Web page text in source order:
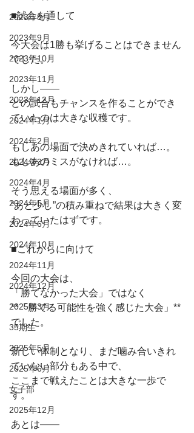
2023年8月
2023年9月
2023年10月
2023年11月
2023年12月
2024年1月
2024年2月
2024年3月
2024年4月
2024年5月
2024年6月
2024年10月
2024年11月
2024年12月
2025年3月
35期生
2025年5月
2025年6月
女子部
2025年12月
■試合を通して
今大会は1勝も挙げることはできません
でした。
しかし――
どの試合もチャンスを作ることができ
ていたのは大きな収穫です。
もしあの場面で決めきれていれば…。
もしあのミスがなければ…。
そう思える場面が多く、
“あと少し”の積み重ねで結果は大きく変
わっていたはずです。
■これからに向けて
今回の大会は、
「勝てなかった大会」ではなく
**「勝てる可能性を強く感じた大会」**
でした。
新しい体制となり、まだ噛み合いきれ
ていない部分もある中で、
ここまで戦えたことは大きな一歩で
す。
あとは――